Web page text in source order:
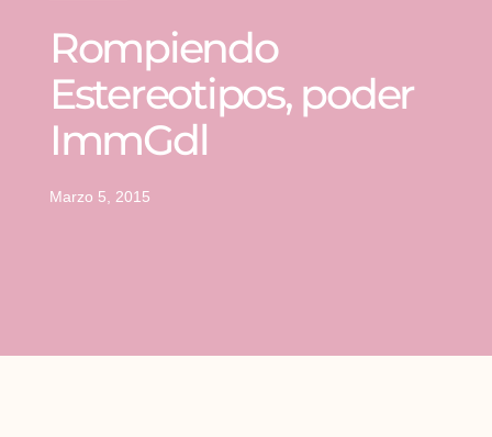
Rompiendo
Estereotipos, poder
ImmGdl
Marzo 5, 2015